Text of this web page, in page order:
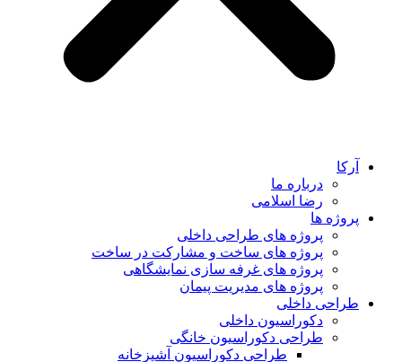
آرکا
درباره ما
رضا اسلامی
پروژه ها
پروژه های طراحی داخلی
پروژه های ساخت و مشارکت در ساخت
پروژه های غرفه سازی نمایشگاهی
پروژه های مدیریت پیمان
طراحی داخلی
دکوراسیون داخلی
طراحی دکوراسیون خانگی
طراحی دکوراسیون آشپزخانه